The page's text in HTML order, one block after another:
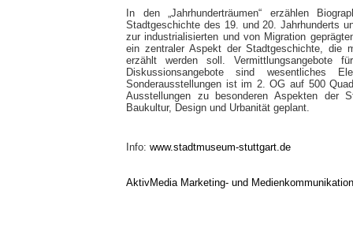
In den „Jahrhunderträumen“ erzählen
Stadtgeschichte des 19. und 20. Jahrhunderts
zur industrialisierten und von Migration
ein zentraler Aspekt der Stadtgeschichte,
erzählt werden soll. Vermittlungsangebote
Diskussionsangebote sind wesentliches
Sonderausstellungen ist im 2. OG auf 500
Ausstellungen zu besonderen Aspekten der
Baukultur, Design und Urbanität geplant.
Info: www.stadtmuseum-stuttgart.de
AktivMedia Marketing- und